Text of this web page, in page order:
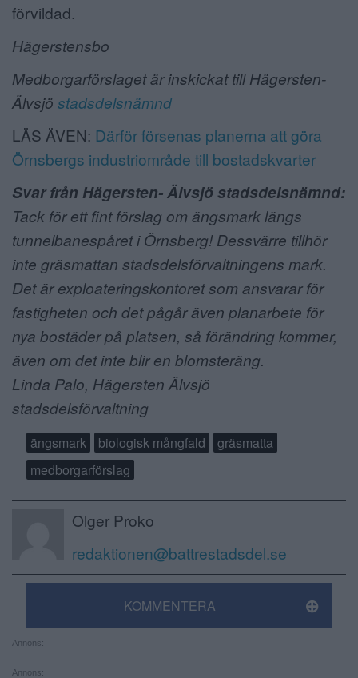
förvildad.
Hägerstensbo
Medborgarförslaget är inskickat till Hägersten-
Älvsjö stadsdelsnämnd
LÄS ÄVEN: Därför försenas planerna att göra
Örnsbergs industriområde till bostadskvarter
Svar från Hägersten- Älvsjö stadsdelsnämnd:
Tack för ett fint förslag om ängsmark längs
tunnelbanespåret i Örnsberg! Dessvärre tillhör
inte gräsmattan stadsdelsförvaltningens mark.
Det är exploateringskontoret som ansvarar för
fastigheten och det pågår även planarbete för
nya bostäder på platsen, så förändring kommer,
även om det inte blir en blomsteräng.
Linda Palo, Hägersten Älvsjö
stadsdelsförvaltning
ängsmark biologisk mångfald
gräsmatta
medborgarförslag
Olger Proko
redaktionen@battrestadsdel.se
KOMMENTERA
Annons:
Annons: